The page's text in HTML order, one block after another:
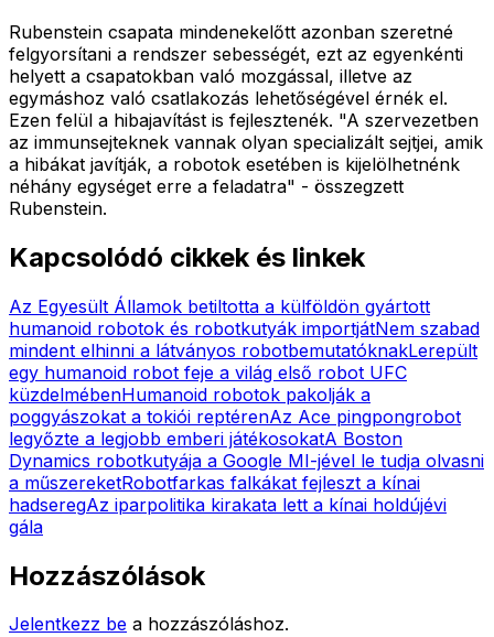
Rubenstein csapata mindenekelőtt azonban szeretné
felgyorsítani a rendszer sebességét, ezt az egyenkénti
helyett a csapatokban való mozgással, illetve az
egymáshoz való csatlakozás lehetőségével érnék el.
Ezen felül a hibajavítást is fejlesztenék. "A szervezetben
az immunsejteknek vannak olyan specializált sejtjei, amik
a hibákat javítják, a robotok esetében is kijelölhetnénk
néhány egységet erre a feladatra" - összegzett
Rubenstein.
Kapcsolódó cikkek és linkek
Az Egyesült Államok betiltotta a külföldön gyártott
humanoid robotok és robotkutyák importjátNem szabad
mindent elhinni a látványos robotbemutatóknakLerepült
egy humanoid robot feje a világ első robot UFC
küzdelmébenHumanoid robotok pakolják a
poggyászokat a tokiói reptérenAz Ace pingpongrobot
legyőzte a legjobb emberi játékosokatA Boston
Dynamics robotkutyája a Google MI-jével le tudja olvasni
a műszereketRobotfarkas falkákat fejleszt a kínai
hadseregAz iparpolitika kirakata lett a kínai holdújévi
gála
Hozzászólások
Jelentkezz be a hozzászóláshoz.